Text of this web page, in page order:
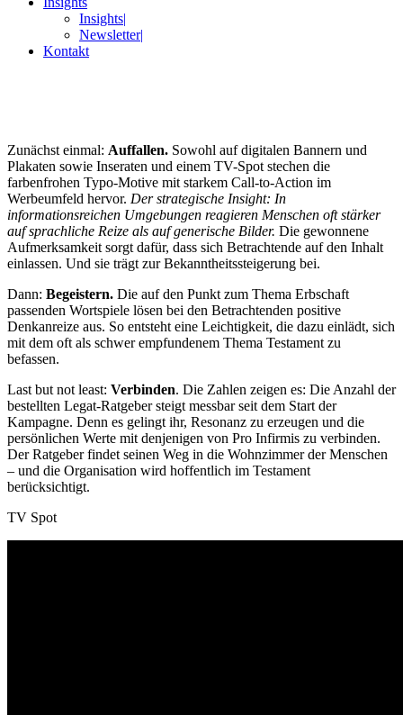
Insights|
Newsletter|
Kontakt
Zunächst einmal: Auffallen. Sowohl auf digitalen Bannern und
Plakaten sowie Inseraten und einem TV-Spot stechen die
farbenfrohen Typo-Motive mit starkem Call-to-Action im
Werbeumfeld hervor. Der strategische Insight: In
informationsreichen Umgebungen reagieren Menschen oft stärker
auf sprachliche Reize als auf generische Bilder. Die gewonnene
Aufmerksamkeit sorgt dafür, dass sich Betrachtende auf den Inhalt
einlassen. Und sie trägt zur Bekanntheitssteigerung bei.
Dann: Begeistern. Die auf den Punkt zum Thema Erbschaft
passenden Wortspiele lösen bei den Betrachtenden positive
Denkanreize aus. So entsteht eine Leichtigkeit, die dazu einlädt, sich
mit dem oft als schwer empfundenem Thema Testament zu
befassen.
Last but not least: Verbinden. Die Zahlen zeigen es: Die Anzahl der
bestellten Legat-Ratgeber steigt messbar seit dem Start der
Kampagne. Denn es gelingt ihr, Resonanz zu erzeugen und die
persönlichen Werte mit denjenigen von Pro Infirmis zu verbinden.
Der Ratgeber findet seinen Weg in die Wohnzimmer der Menschen
– und die Organisation wird hoffentlich im Testament
berücksichtigt.
TV Spot